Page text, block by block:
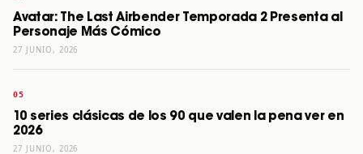
Avatar: The Last Airbender Temporada 2 Presenta al
Personaje Más Cómico
27 JUNIO, 2026
10 series clásicas de los 90 que valen la pena ver en
2026
27 JUNIO, 2026